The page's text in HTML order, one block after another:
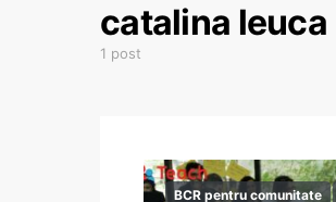
catalina leuca
1 post
BCR pentru comunitate